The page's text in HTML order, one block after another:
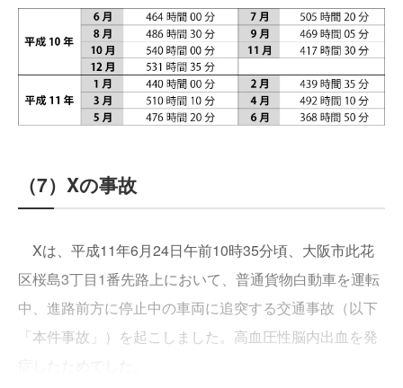
（7）Xの事故
Xは、平成11年6月24日午前10時35分頃、大阪市此花
区桜島3丁目1番先路上において、普通貨物白動車を運転
中、進路前方に停止中の車両に追突する交通事故（以下
「本件事故」）を起こしました。高血圧性脳内出血を発